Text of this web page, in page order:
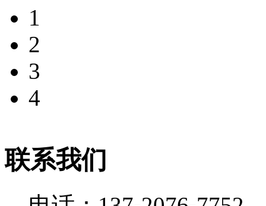
1
2
3
4
联系我们